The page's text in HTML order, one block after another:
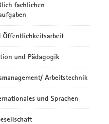
fachlichen
Öffentlichkeitsarbeit
und Pädagogik
Arbeitstechnik
und Sprachen